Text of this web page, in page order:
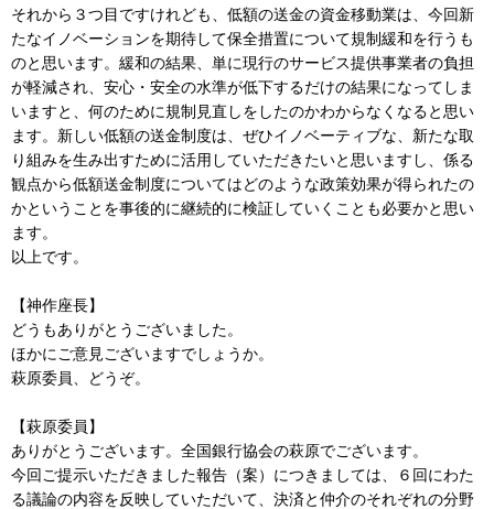
それから３つ目ですけれども、低額の送金の資金移動業は、今回新
たなイノベーションを期待して保全措置について規制緩和を行うも
のと思います。緩和の結果、単に現行のサービス提供事業者の負担
が軽減され、安心・安全の水準が低下するだけの結果になってしま
いますと、何のために規制見直しをしたのかわからなくなると思い
ます。新しい低額の送金制度は、ぜひイノベーティブな、新たな取
り組みを生み出すために活用していただきたいと思いますし、係る
観点から低額送金制度についてはどのような政策効果が得られたの
かということを事後的に継続的に検証していくことも必要かと思い
ます。
以上です。
【神作座長】
どうもありがとうございました。
ほかにご意見ございますでしょうか。
萩原委員、どうぞ。
【萩原委員】
ありがとうございます。全国銀行協会の萩原でございます。
今回ご提示いただきました報告（案）につきましては、６回にわた
る議論の内容を反映していただいて、決済と仲介のそれぞれの分野